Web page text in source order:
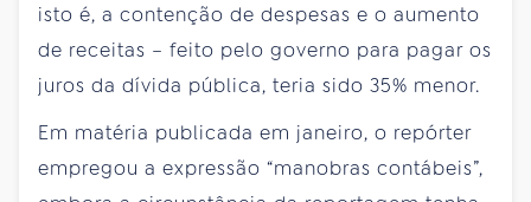
isto é, a contenção de despesas e o aumento
de receitas – feito pelo governo para pagar os
juros da dívida pública, teria sido 35% menor.
Em matéria publicada em janeiro, o repórter
empregou a expressão “manobras contábeis”,